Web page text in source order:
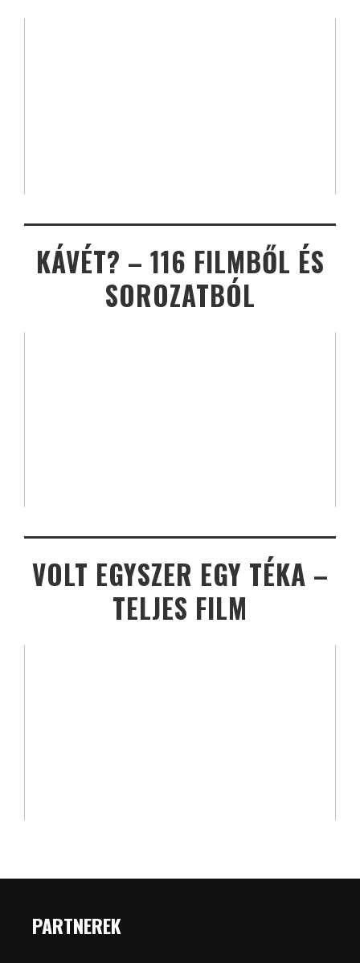
KÁVÉT? – 116 FILMBŐL ÉS
SOROZATBÓL
VOLT EGYSZER EGY TÉKA –
TELJES FILM
PARTNEREK